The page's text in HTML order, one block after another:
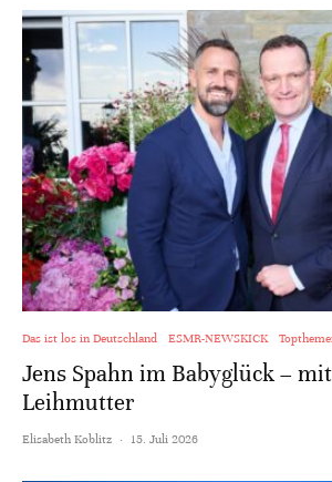
Das ist los in Deutschland ESMR-NEWSKICK
Jens Spahn im Babyglück –
Leihmutter
Elisabeth Koblitz · 15. Juli 2026